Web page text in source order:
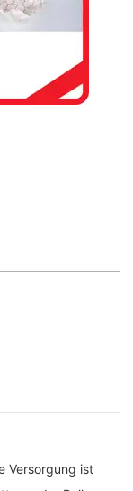
Versorgung ist